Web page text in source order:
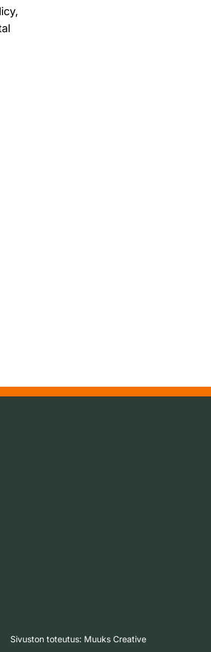
Sivuston toteutus: Muuks Creative